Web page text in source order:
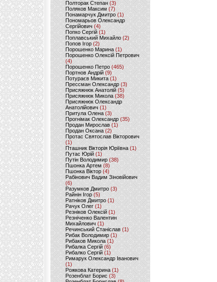
Полторак Степан(3)
Поляков Максим (7)
Понамарчук Дмитро (1)
Пономарьов Олександр
Сергійович(4)
Попко Сергій (1)
Поплавський Михайло (2)
Попов Ігор(2)
Порошенко Марина (1)
Порошенко Олексій Петрович
(4)
Порошенко Петро (465)
Портнов Андрій (9)
Потураєв Микита(1)
Прессман Олександр(3)
Присяжнюк Анатолій (5)
Присяжнюк Микола (38)
Присяжнюк Олександр
Анатолійович (1)
Притула Олена (3)
Прогнімак Олександр(35)
Продан Мирослав(1)
Продан Оксана (2)
Протас Святослав Вікторович
(1)
Пташник Вікторія Юріївна (1)
Путас Юрій (1)
Путін Володимир(38)
Пшонка Артем (8)
Пшонка Віктор(4)
Рабінович Вадим Зіновійович
(6)
Разумков Дмитро (3)
Райнін Ігор(5)
Ратніков Дмитро (1)
Рачук Олег (1)
Резніков Олексій(1)
Резніченко Валентин
Михайлович (1)
Речинський Станіслав (1)
Рибак Володимир(1)
Рибаков Микола(1)
Рибалка Сергій (6)
Рибалко Сергій (1)
Римарук Олександр Іванович
(1)
Рожкова Катерина(1)
Розенблат Борис (3)